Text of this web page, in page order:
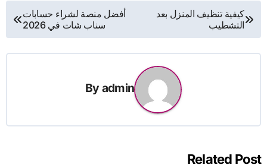
تصفّح
المقالات
كيفية تنظيف المنزل بعد
التشطيب
أفضل منصة لشراء حسابات
سناب شات في 2026
By admin
Related Post